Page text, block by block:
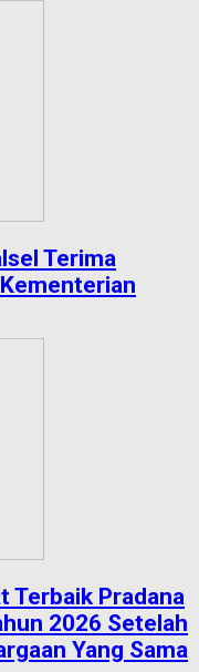
Terima
Terbaik Pradana
2026 Setelah
Yang Sama